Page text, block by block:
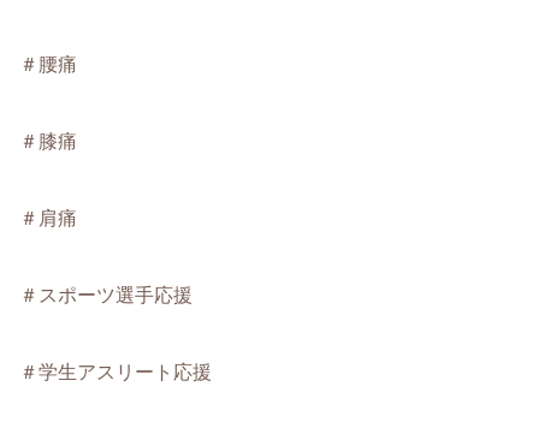
＃腰痛
＃膝痛
＃肩痛
＃スポーツ選手応援
＃学生アスリート応援